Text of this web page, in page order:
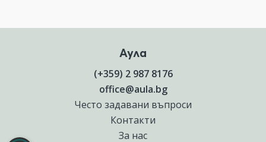
Аула
(+359) 2 987 8176
office@aula.bg
Често задавани въпроси
Контакти
За нас